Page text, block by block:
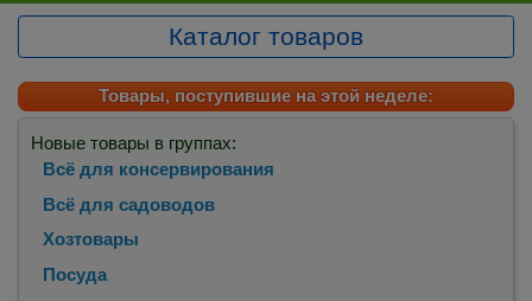
Каталог товаров
Товары, поступившие на этой неделе:
Новые товары в группах:
Всё для консервирования
Всё для садоводов
Хозтовары
Посуда